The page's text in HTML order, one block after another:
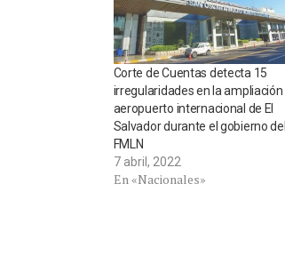
Corte de Cuentas detecta 15
irregularidades en la ampliación
aeropuerto internacional de El
Salvador durante el gobierno del
FMLN
7 abril, 2022
En «Nacionales»